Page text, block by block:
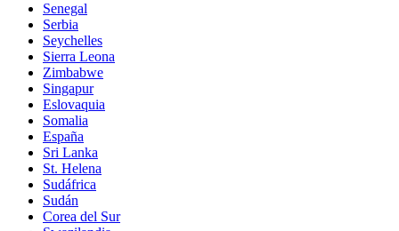
Senegal
Serbia
Seychelles
Sierra Leona
Zimbabwe
Singapur
Eslovaquia
Somalia
España
Sri Lanka
St. Helena
Sudáfrica
Sudán
Corea del Sur